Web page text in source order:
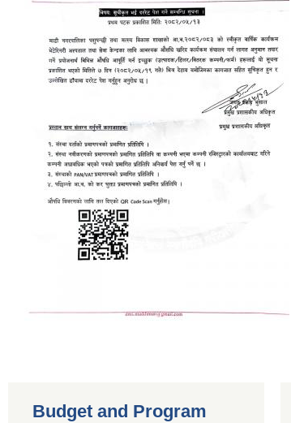
Budget and Program